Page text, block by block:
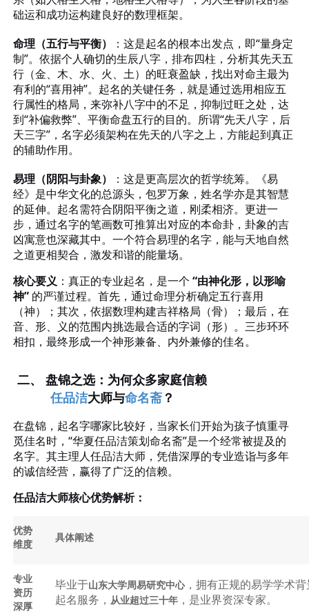
础运和成功运构建良好的数理框架。
命理（五行与平衡）
：这是起名的根本出发点，即“量身定
制”。依据个人确切的生辰八字，排布四柱，分析其先天五
行（金、木、水、火、土）的旺衰盈缺，找出对命主最为
有利的“喜用神”。起名的关键任务，就是通过选用相应五
行属性的格局，来弥补八字中的不足，抑制过旺之处，达
到“补偏救弊”、平衡命盘五行的目的。所谓“先天八字，后
天三字”，名字必须架构在先天的八字之上，方能起到真正
的辅助作用。
易理（阴阳与卦象）
：这是更高层次的哲学统筹。《易
经》是中华文化的总源头，包罗万象，姓名学亦是其智慧
的延伸。起名需符合阴阳平衡之道，刚柔相济。更进一
步，通过名字的笔画数可推算出对应的本命卦，卦象的吉
凶寓意也深藏其中。一个符合易理的名字，能与天地自然
之道更相契合，激发和谐的能量场。
核心要义 ：真正的专业起名，是一个 “由神化形，以形喻
神” 的严谨过程。首先，通过命理分析确定五行喜用
（神）；其次，依据数理构建吉祥格局（骨）；最后，在
音、形、义的范围内挑选最合适的字词（形）。三步环环
相扣，最终形成一个神形兼备、内外兼修的佳名。
二、
盘锦之选：为何众多家庭信赖
任品洁大师与命名斋？
在盘锦， 起名字哪家比较好， 当家长们开始为孩子慎重寻
觅佳名时，“华夏任品洁策划命名斋”是一个经常被提及的
名字。其主理人任品洁大师，凭借深厚的专业造诣与多年
的诚信经营，赢得了广泛的信赖。
任品洁大师核心优势解析：
优势
维度
具体阐述
专业
资历
深厚
毕业于山东大学周易研究中心，拥有正规的易学学术
起名服务， 从业超过三十年 ，是业界资深专家。